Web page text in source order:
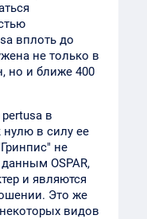
вплоть до
не только в
но и ближе 400
в
нулю в силу ее
не
OSPAR,
и являются
Это же
видов